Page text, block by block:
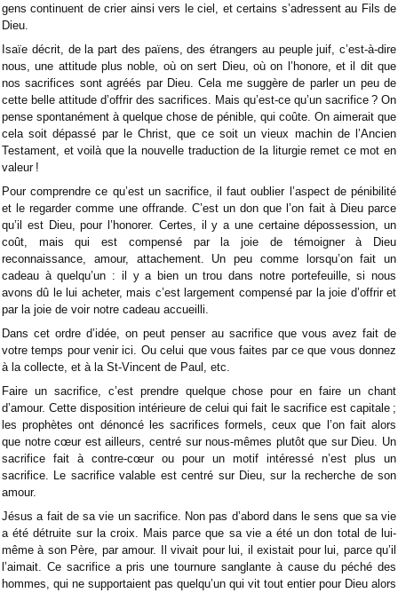
gens continuent de crier ainsi vers le ciel, et certains s’adressent au Fils de
Dieu.
Isaïe décrit, de la part des païens, des étrangers au peuple juif, c’est-à-dire
nous, une attitude plus noble, où on sert Dieu, où on l’honore, et il dit que
nos sacrifices sont agréés par Dieu. Cela me suggère de parler un peu de
cette belle attitude d’offrir des sacrifices. Mais qu’est-ce qu’un sacrifice ? On
pense spontanément à quelque chose de pénible, qui coûte. On aimerait que
cela soit dépassé par le Christ, que ce soit un vieux machin de l’Ancien
Testament, et voilà que la nouvelle traduction de la liturgie remet ce mot en
valeur !
Pour comprendre ce qu’est un sacrifice, il faut oublier l’aspect de pénibilité
et le regarder comme une offrande. C’est un don que l’on fait à Dieu parce
qu’il est Dieu, pour l’honorer. Certes, il y a une certaine dépossession, un
coût, mais qui est compensé par la joie de témoigner à Dieu
reconnaissance, amour, attachement. Un peu comme lorsqu’on fait un
cadeau à quelqu’un : il y a bien un trou dans notre portefeuille, si nous
avons dû le lui acheter, mais c’est largement compensé par la joie d’offrir et
par la joie de voir notre cadeau accueilli.
Dans cet ordre d’idée, on peut penser au sacrifice que vous avez fait de
votre temps pour venir ici. Ou celui que vous faites par ce que vous donnez
à la collecte, et à la St-Vincent de Paul, etc.
Faire un sacrifice, c’est prendre quelque chose pour en faire un chant
d’amour. Cette disposition intérieure de celui qui fait le sacrifice est capitale ;
les prophètes ont dénoncé les sacrifices formels, ceux que l’on fait alors
que notre cœur est ailleurs, centré sur nous-mêmes plutôt que sur Dieu. Un
sacrifice fait à contre-cœur ou pour un motif intéressé n’est plus un
sacrifice. Le sacrifice valable est centré sur Dieu, sur la recherche de son
amour.
Jésus a fait de sa vie un sacrifice. Non pas d’abord dans le sens que sa vie
a été détruite sur la croix. Mais parce que sa vie a été un don total de lui-
même à son Père, par amour. Il vivait pour lui, il existait pour lui, parce qu’il
l’aimait. Ce sacrifice a pris une tournure sanglante à cause du péché des
hommes, qui ne supportaient pas quelqu’un qui vit tout entier pour Dieu alors